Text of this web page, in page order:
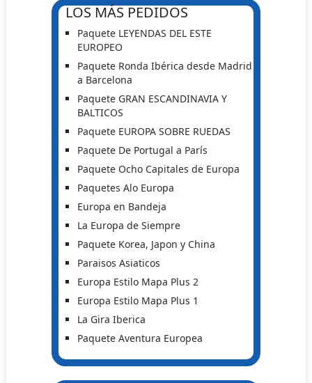
LOS MÁS PEDIDOS
Paquete LEYENDAS DEL ESTE
EUROPEO
Paquete Ronda Ibérica desde Madrid
a Barcelona
Paquete GRAN ESCANDINAVIA Y
BALTICOS
Paquete EUROPA SOBRE RUEDAS
Paquete De Portugal a París
Paquete Ocho Capitales de Europa
Paquetes Alo Europa
Europa en Bandeja
La Europa de Siempre
Paquete Korea, Japon y China
Paraisos Asiaticos
Europa Estilo Mapa Plus 2
Europa Estilo Mapa Plus 1
La Gira Iberica
Paquete Aventura Europea